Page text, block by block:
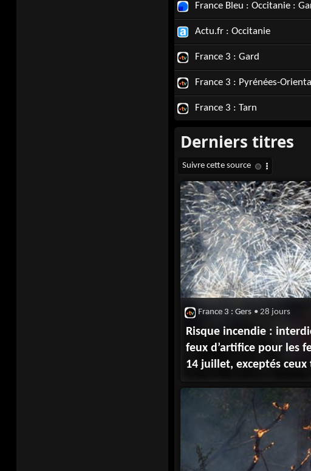
France Bleu : Occitanie :
Actu.fr : Occitanie
France 3 : Gard
France 3 : Pyrénées-
France 3 : Tarn
France 3 : Gers • 28 jours
Risque incendie :
feux d’artifice pour les
14 juillet, exceptés
de Carcassonne